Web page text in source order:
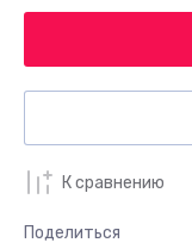
К сравнению
Поделиться